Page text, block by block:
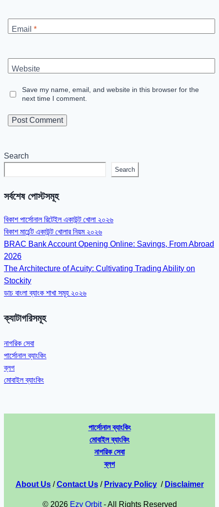
Email *
Website
Save my name, email, and website in this browser for the
next time I comment.
Search
Search
সর্বশেষ পোস্টসমূহ
বিকাশ পার্সোনাল রিটেইল একাউন্ট খোলা ২০২৬
বিকাশ মার্চেন্ট একাউন্ট খোলার নিয়ম ২০২৬
BRAC Bank Account Opening Online: Savings, From Abroad
2026
The Architecture of Acuity: Cultivating Trading Ability on
Stockity
ডাচ বাংলা ব্যাংক শাখা সমূহ ২০২৬
ক্যাটাগরিসমূহ
নাগরিক সেবা
পার্সোনাল ব্যাংকিং
ব্লগ
মোবাইল ব্যাংকিং
পার্সোনাল ব্যাংকিং
মোবাইল ব্যাংকিং
নাগরিক সেবা
ব্লগ
About Us/Contact Us/ Privacy Policy / Disclaimer
© 2026 Ezy Orbit- All Rights Reserved